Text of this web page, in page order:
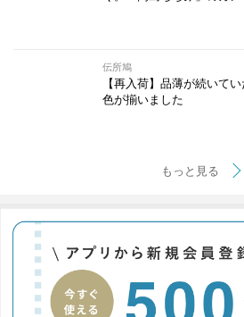
伝所鳩
【再入荷】品薄が続いて
色が揃いました
もっと見る